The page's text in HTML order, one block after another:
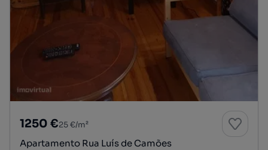
1250 €25 €/m²
Apartamento Rua Luís de Camões